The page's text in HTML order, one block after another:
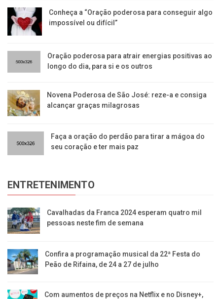
Conheça a “Oração poderosa para conseguir algo
impossível ou difícil”
Oração poderosa para atrair energias positivas ao
longo do dia, para si e os outros
Novena Poderosa de São José: reze-a e consiga
alcançar graças milagrosas
Faça a oração do perdão para tirar a mágoa do
seu coração e ter mais paz
ENTRETENIMENTO
Cavalhadas da Franca 2024 esperam quatro mil
pessoas neste fim de semana
Confira a programação musical da 22ª Festa do
Peão de Rifaina, de 24 a 27 de julho
Com aumentos de preços na Netflix e no Disney+,